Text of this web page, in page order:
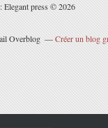
Elegant press © 2026
Overblog Créer un blog